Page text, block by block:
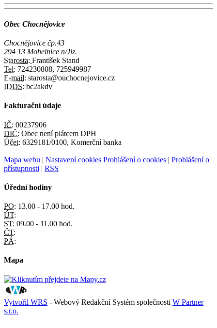
Obec Chocnějovice
Chocnějovice čp.43
294 13 Mohelnice n/Jiz.
Starosta: František Stand
Tel: 724230808, 725949987
E-mail: starosta@ouchocnejovice.cz
IDDS: bc2akdv
Fakturační údaje
IČ: 00237906
DIČ: Obec není plátcem DPH
Účet: 6329181/0100, Komerční banka
Mapa webu | Nastavení cookies Prohlášení o cookies | Prohlášení o
přístupnosti | RSS
Úřední hodiny
PO: 13.00 - 17.00 hod.
ÚT:
ST: 09.00 - 11.00 hod.
ČT:
PÁ:
Mapa
Vytvořil WRS - Webový Redakční Systém společnosti W Partner
s.r.o.